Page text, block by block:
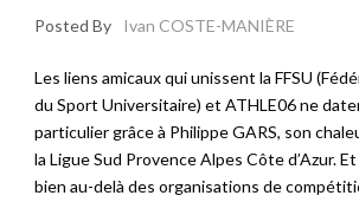
Posted By Ivan COSTE-MANIÈRE
Les liens amicaux qui unissent la FFSU
du Sport Universitaire) et ATHLE06 ne
particulier grâce à Philippe GARS, son
la Ligue Sud Provence Alpes Côte d’Azur.
bien au-delà des organisations de